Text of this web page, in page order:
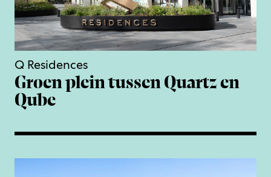
Q Residences
Groen plein tussen Quartz en
Qube